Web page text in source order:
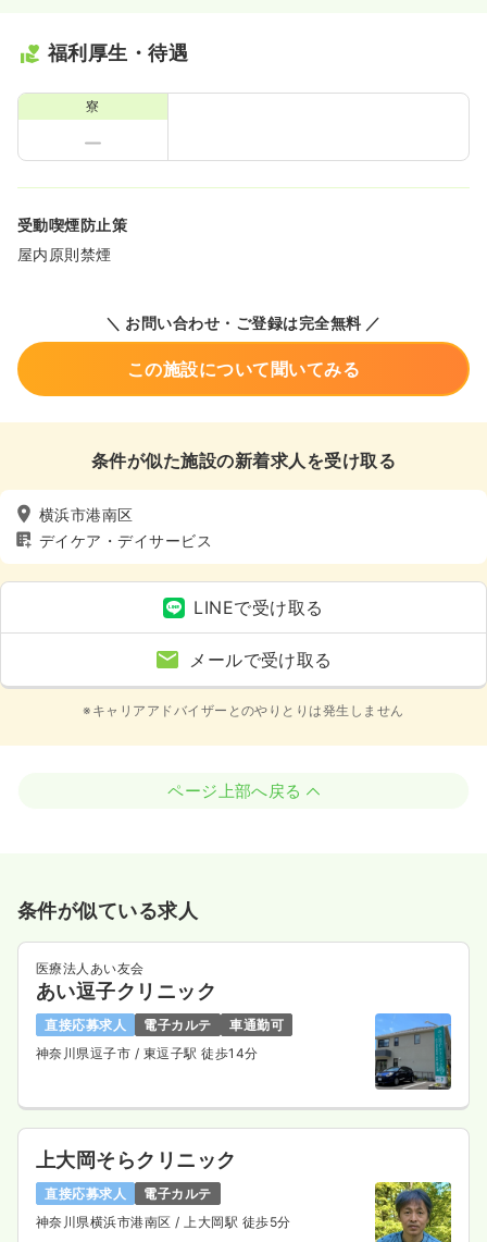
福利厚生・待遇
寮
受動喫煙防止策
屋内原則禁煙
＼ お問い合わせ・ご登録は完全無料 ／
この施設について聞いてみる
条件が似た施設の新着求人を受け取る
横浜市港南区
デイケア・デイサービス
LINEで受け取る
メールで受け取る
※キャリアアドバイザーとのやりとりは発生しません
ページ上部へ戻る
条件が似ている求人
医療法人あい友会
あい逗子クリニック
直接応募求人 電子カルテ
車通勤可
神奈川県逗子市 / 東逗子駅 徒歩14分
上大岡そらクリニック
直接応募求人
電子カルテ
神奈川県横浜市港南区 / 上大岡駅 徒歩5分